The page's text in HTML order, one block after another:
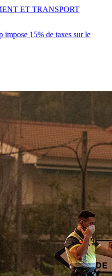
impose 15% de taxes sur le
ET TRANSPORT